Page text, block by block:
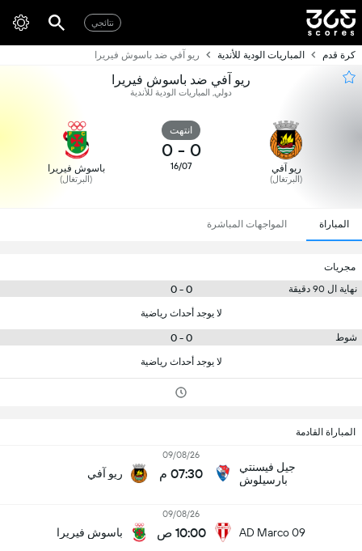
نتائجي
كرة قدم المباريات الودية للأندية ريو آفي ضد باسوش فيريرا
ريو آفي ضد باسوش فيريرا
دولي, المباريات الودية للأندية
ريو آفي
(البرتغال)
انتهت
0
-
0
16/07 باسوش فيريرا
(البرتغال)
المباراة المواجهات المباشرة
مجريات
نهاية ال 90 دقيقة
0 - 0
لا يوجد أحداث رياضية
شوط 0 - 0
لا يوجد أحداث رياضية
المباراة القادمة
جيل فيسنتي
بارسيلوش
09/08/26
07:30 م ريو آفي
AD Marco 09
09/08/26
10:00 ص باسوش فيريرا